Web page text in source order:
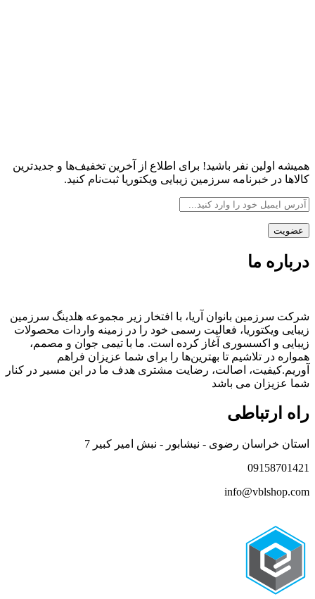
همیشه اولین نفر باشید! برای اطلاع از آخرین تخفیف‌ها و جدیدترین
کالاها در خبرنامه سرزمین زیبایی ویکتوریا ثبت‌نام کنید.
درباره ما
شرکت سرزمین بانوان آریا، با افتخار زیر مجموعه هلدینگ سرزمین
زیبایی ویکتوریا، فعالیت رسمی خود را در زمینه واردات محصولات
زیبایی و اکسسوری آغاز کرده است. ما با تیمی جوان و مصمم،
همواره در تلاشیم تا بهترین‌ها را برای شما عزیزان فراهم
آوریم.کیفیت، اصالت، رضایت مشتری هدف ما در این مسیر در کنار
شما عزیزان می باشد
راه ارتباطی
استان خراسان رضوی - نیشابور - نبش امیر کبیر 7
09158701421
info@vblshop.com